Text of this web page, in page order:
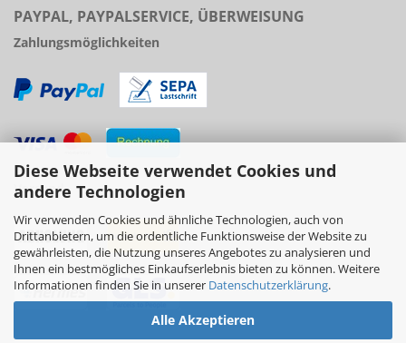
Diese Webseite verwendet Cookies und
andere Technologien
Wir verwenden Cookies und ähnliche Technologien, auch von
Drittanbietern, um die ordentliche Funktionsweise der Website zu
gewährleisten, die Nutzung unseres Angebotes zu analysieren und
Ihnen ein bestmögliches Einkaufserlebnis bieten zu können. Weitere
Informationen finden Sie in unserer Datenschutzerklärung.
Alle Akzeptieren
PAYPAL, PAYPALSERVICE, ÜBERWEISUNG
Zahlungsmöglichkeiten
Versand